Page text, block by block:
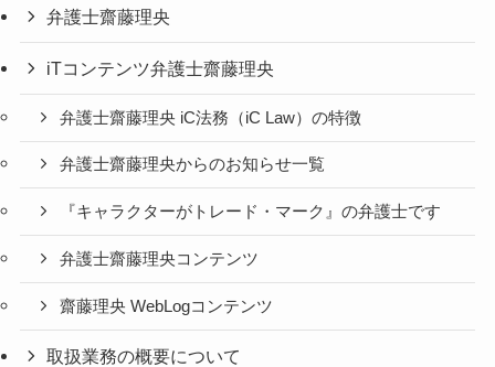
弁護士齋藤理央
iTコンテンツ弁護士齋藤理央
弁護士齋藤理央 iC法務（iC Law）の特徴
弁護士齋藤理央からのお知らせ一覧
『キャラクターがトレード・マーク』の弁護士です
弁護士齋藤理央コンテンツ
齋藤理央 WebLogコンテンツ
取扱業務の概要について